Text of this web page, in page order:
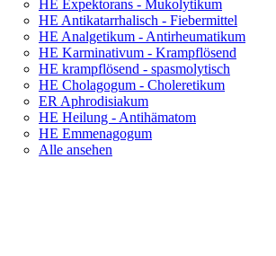
HE Expektorans - Mukolytikum
HE Antikatarrhalisch - Fiebermittel
HE Analgetikum - Antirheumatikum
HE Karminativum - Krampflösend
HE krampflösend - spasmolytisch
HE Cholagogum - Choleretikum
ER Aphrodisiakum
HE Heilung - Antihämatom
HE Emmenagogum
Alle ansehen